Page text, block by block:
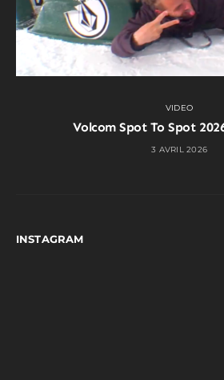
VIDEO
Volcom Spot To Spot
3 AVRIL 2026
INSTAGRAM